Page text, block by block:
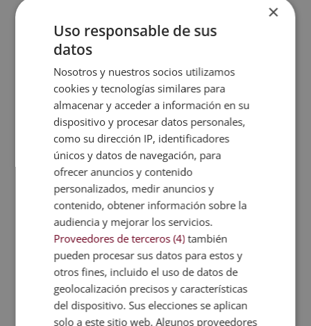
demasiados hidratos de carbono? ¡Apunta menos
paquetes de pasta! ¿No consumes suficiente fruta,
verdura o legumbres? ¡Toma nota en tu lista de la
compra!
La caducidad, clave
Si antes había algo por lo que no era necesario
preocuparnos en exceso, esto era lafecha de
caducidad . Y es que sabíamos que podíamos
comprar alimentos perecederos al día. Sin
embargo, ahora debemos prestar más atención a
ella. Fíjate sobretodo en los productos de
panadería, lácteos y huevos.
Hacer la compra con seguridad
Otro de los cambios que hemos tenido que
incorporar en nuestros hábitos de “consumo” y
compras es el tiempo que pasamos en los
establecimientos. Ahora, lo más recomendable es ir
a comprar con lalista de la compra detallada
×
Uso responsable de sus
datos
Nosotros y nuestros socios utilizamos
cookies y tecnologías similares para
almacenar y acceder a información en su
dispositivo y procesar datos personales,
como su dirección IP, identificadores
únicos y datos de navegación, para
ofrecer anuncios y contenido
personalizados, medir anuncios y
contenido, obtener información sobre la
audiencia y mejorar los servicios.
Proveedores de terceros (4) también
pueden procesar sus datos para estos y
otros fines, incluido el uso de datos de
geolocalización precisos y características
del dispositivo. Sus elecciones se aplican
solo a este sitio web. Algunos proveedores